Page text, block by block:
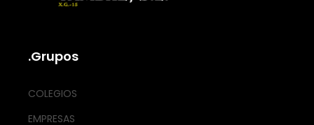
.Grupos
COLEGIOS
EMPRESAS